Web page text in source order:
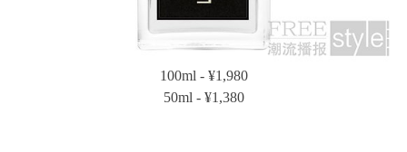
100ml - ¥1,980
50ml - ¥1,380